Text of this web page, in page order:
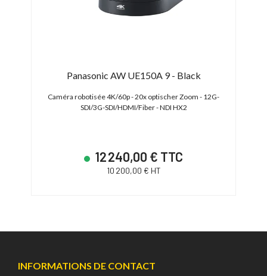
Panasonic AW UE150A 9 - Black
Caméra robotisée 4K/60p - 20x optischer Zoom - 12G-
SDI/3G-SDI/HDMI/Fiber - NDI HX2
12 240,00 € TTC
10 200,00 € HT
INFORMATIONS DE CONTACT